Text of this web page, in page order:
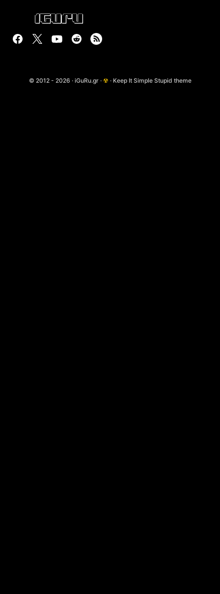
© 2012 - 2026 · iGuRu.gr · ☢ · Keep It Simple Stupid theme